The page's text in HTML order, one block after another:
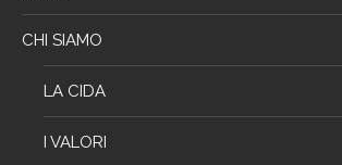
CHI SIAMO
LA CIDA
I VALORI